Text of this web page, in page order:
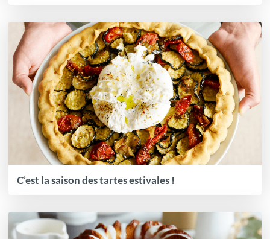
C’est la saison des tartes estivales !